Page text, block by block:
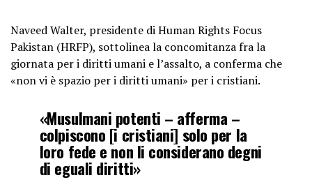
Naveed Walter, presidente di Human Rights Focus
Pakistan (HRFP), sottolinea la concomitanza fra la
giornata per i diritti umani e l’assalto, a conferma che
«non vi è spazio per i diritti umani» per i cristiani.
«Musulmani potenti – afferma –
colpiscono [i cristiani] solo per la
loro fede e non li considerano degni
di eguali diritti»